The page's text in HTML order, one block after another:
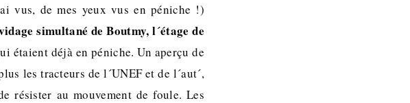
vus, de mes yeux vus en péniche !)
simultané de Boutmy, l´étage de
étaient déjà en péniche. Un aperçu de
les tracteurs de l´UNEF et de l´aut´,
résister au mouvement de foule. Les